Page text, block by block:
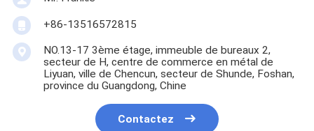
+86-13516572815
NO.13-17 3ème étage, immeuble de bureaux 2,
secteur de H, centre de commerce en métal de
Liyuan, ville de Chencun, secteur de Shunde, Foshan,
province du Guangdong, Chine
Contactez